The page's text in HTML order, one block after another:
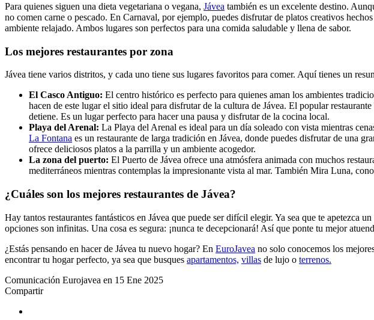
Para quienes siguen una dieta vegetariana o vegana, Jávea también es un excelente destino.
no comen carne o pescado. En Carnaval, por ejemplo, puedes disfrutar de platos creativos
ambiente relajado. Ambos lugares son perfectos para una comida saludable y llena de sabor.
Los mejores restaurantes por zona
Jávea tiene varios distritos, y cada uno tiene sus lugares favoritos para comer. Aquí tienes un
El Casco Antiguo: El centro histórico es perfecto para quienes aman los ambientes
hacen de este lugar el sitio ideal para disfrutar de la cultura de Jávea. El popular
detiene. Es un lugar perfecto para hacer una pausa y disfrutar de la cocina local.
Playa del Arenal: La Playa del Arenal es ideal para un día soleado con vista mientras
La Fontana es un restaurante de larga tradición en Jávea, donde puedes disfrutar de una
ofrece deliciosos platos a la parrilla y un ambiente acogedor.
La zona del puerto: El Puerto de Jávea ofrece una atmósfera animada con muchos
mediterráneos mientras contemplas la impresionante vista al mar. También Mira Luna,
¿Cuáles son los mejores restaurantes de Jávea?
Hay tantos restaurantes fantásticos en Jávea que puede ser difícil elegir. Ya sea que te
opciones son infinitas. Una cosa es segura: ¡nunca te decepcionará! Así que ponte tu mejor
¿Estás pensando en hacer de Jávea tu nuevo hogar? En EuroJavea no solo conocemos los
encontrar tu hogar perfecto, ya sea que busques apartamentos, villas de lujo o terrenos.
Comunicación Eurojavea en 15 Ene 2025
Compartir